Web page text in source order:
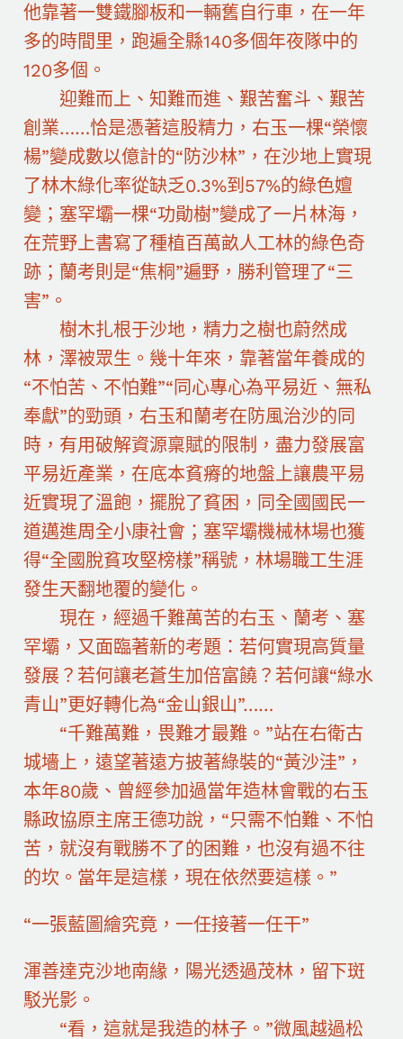
他靠著一雙鐵腳板和一輛舊自行車，在一年
多的時間里，跑遍全縣140多個年夜隊中的
120多個。
迎難而上、知難而進、艱苦奮斗、艱苦
創業……恰是憑著這股精力，右玉一棵“榮懷
楊”變成數以億計的“防沙林”，在沙地上實現
了林木綠化率從缺乏0.3%到57%的綠色嬗
變；塞罕壩一棵“功勛樹”變成了一片林海，
在荒野上書寫了種植百萬畝人工林的綠色奇
跡；蘭考則是“焦桐”遍野，勝利管理了“三
害”。
樹木扎根于沙地，精力之樹也蔚然成
林，澤被眾生。幾十年來，靠著當年養成的
“不怕苦、不怕難”“同心專心為平易近、無私
奉獻”的勁頭，右玉和蘭考在防風治沙的同
時，有用破解資源稟賦的限制，盡力發展富
平易近產業，在底本貧瘠的地盤上讓農平易
近實現了溫飽，擺脫了貧困，同全國國民一
道邁進周全小康社會；塞罕壩機械林場也獲
得“全國脫貧攻堅榜樣”稱號，林場職工生涯
發生天翻地覆的變化。
現在，經過千難萬苦的右玉、蘭考、塞
罕壩，又面臨著新的考題：若何實現高質量
發展？若何讓老蒼生加倍富饒？若何讓“綠水
青山”更好轉化為“金山銀山”……
“千難萬難，畏難才最難。”站在右衛古
城墻上，遠望著遠方披著綠裝的“黃沙洼”，
本年80歲、曾經參加過當年造林會戰的右玉
縣政協原主席王德功說，“只需不怕難、不怕
苦，就沒有戰勝不了的困難，也沒有過不往
的坎。當年是這樣，現在依然要這樣。”
“一張藍圖繪究竟，一任接著一任干”
渾善達克沙地南緣，陽光透過茂林，留下斑
駁光影。
“看，這就是我造的林子。”微風越過松